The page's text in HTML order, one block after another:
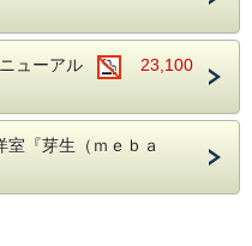
ャンプーの貸出
り離乳食をご準備します
布団をご用意
かけください
をご用意（食事会場・お
材は3日前までにお気軽にお申し付
まかせで献立変更させていただき
例）
美味六種盛り
き
ン
、急遽お献立が変わる場合がござ
事は、お子様向けの会席料理となり
ューアル
23,100
『芽生（ｍｅｂａ